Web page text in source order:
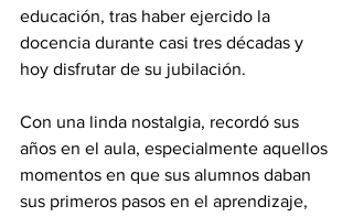
educación, tras haber ejercido la
docencia durante casi tres décadas y
hoy disfrutar de su jubilación.
Con una linda nostalgia, recordó sus
años en el aula, especialmente aquellos
momentos en que sus alumnos daban
sus primeros pasos en el aprendizaje,